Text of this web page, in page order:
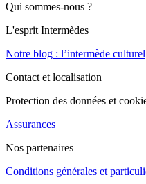
Qui sommes-nous ?
L'esprit Intermèdes
Notre blog : l’intermède culturel
Contact et localisation
Protection des données et
Assurances
Nos partenaires
Conditions générales et